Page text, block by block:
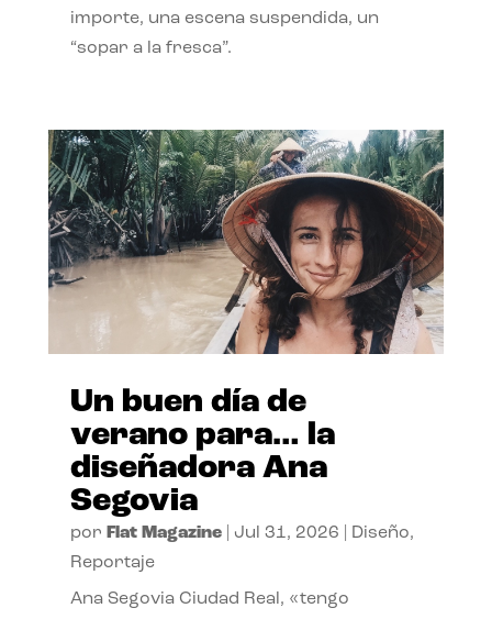
importe, una escena suspendida, un
“sopar a la fresca”.
Un buen día de
verano para… la
diseñadora Ana
Segovia
por Flat Magazine| Jul 31, 2026 Diseño,
Reportaje
Ana Segovia Ciudad Real, «tengo